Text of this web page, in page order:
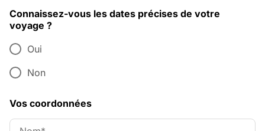
Connaissez-vous les dates précises de votre
voyage ?
Oui
Non
Vos coordonnées